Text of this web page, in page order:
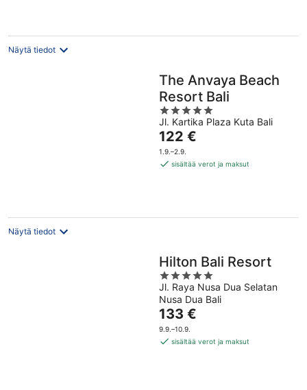
Näytä tiedot
The Anvaya Beach
Resort Bali
5
out
of
5
Jl. Kartika Plaza Kuta Bali
Hinta
on
122 €
122 €
1.9.–2.9.
sisältää verot ja maksut
Näytä tiedot
Hilton Bali Resort
5
out
of
5
Jl. Raya Nusa Dua Selatan
Nusa Dua Bali
Hinta
on
133 €
133 €
9.9.–10.9.
sisältää verot ja maksut